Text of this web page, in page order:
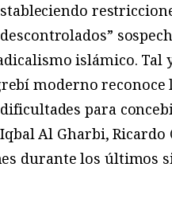
islámico. Tal
moderno reconoce
para
Al Gharbi,
durante los últimos